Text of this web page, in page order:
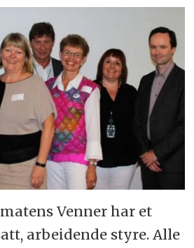
Venner har et
arbeidende styre. Alle